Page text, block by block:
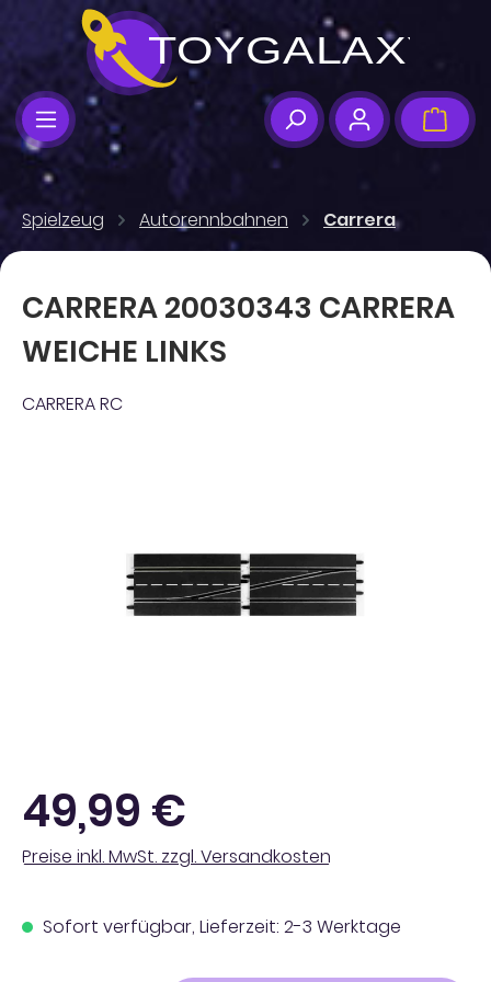
Zum Hauptinhalt springen
Spielzeug Autorennbahnen Carrera
CARRERA 20030343 CARRERA
WEICHE LINKS
CARRERA RC
Regulärer Preis:
49,99 €
Preise inkl. MwSt. zzgl. Versandkosten
Sofort verfügbar, Lieferzeit: 2-3 Werktage